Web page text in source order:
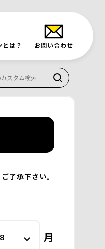
とは？ お問い合わせ
了承下さい。
月